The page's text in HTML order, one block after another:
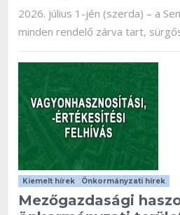
2026. július 1-jén (szerda) – a
minden rendelő zárva tart,
Kiemelt hírek • Önkormányzati hírek
Mezőgazdasági